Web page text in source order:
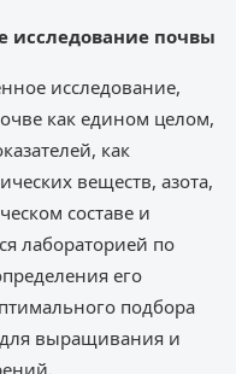
исследование почвы
исследование,
как едином целом,
как
веществ, азота,
составе и
лабораторией по
его
подбора
для выращивания и